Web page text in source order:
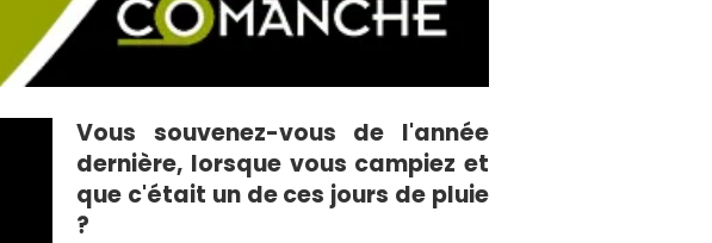
Vous souvenez-vous de l'année
dernière, lorsque vous campiez et
que c'était un de ces jours de pluie
?